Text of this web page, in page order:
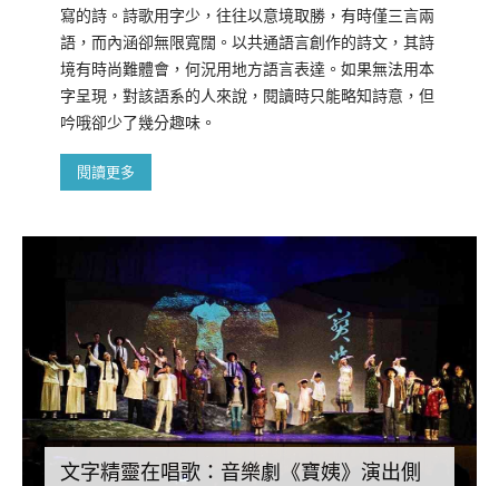
寫的詩。詩歌用字少，往往以意境取勝，有時僅三言兩
語，而內涵卻無限寬闊。以共通語言創作的詩文，其詩
境有時尚難體會，何況用地方語言表達。如果無法用本
字呈現，對該語系的人來說，閱讀時只能略知詩意，但
吟哦卻少了幾分趣味。
閱讀更多
文字精靈在唱歌：音樂劇《寶姨》演出側